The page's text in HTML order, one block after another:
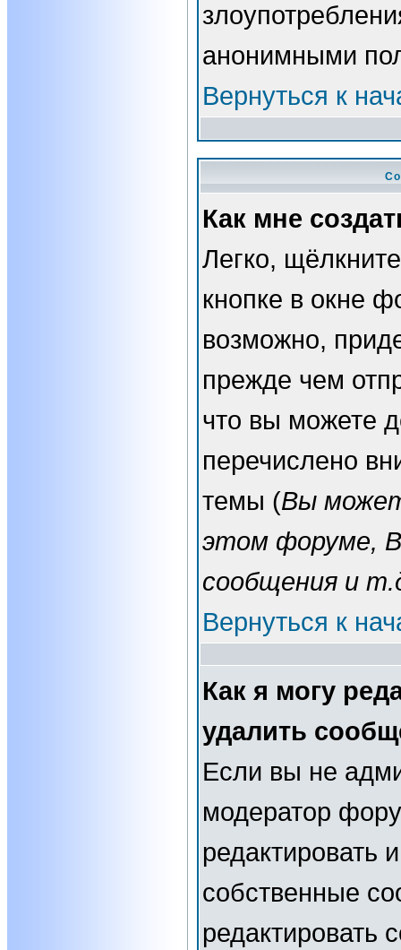
анонимными
Вернуться к
Как мне
Легко,
кнопке в окне
возможно,
прежде чем
что вы можете
перечислено
темы (Вы
этом форуме,
сообщения и
Вернуться к
Как я могу
удалить
Если вы не
модератор
редактировать
собственные
редактировать